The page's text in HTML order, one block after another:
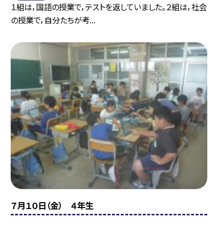
１組は，国語の授業で，テストを返していました。２組は，社会
の授業で，自分たちが考...
７月１０日（金） ４年生